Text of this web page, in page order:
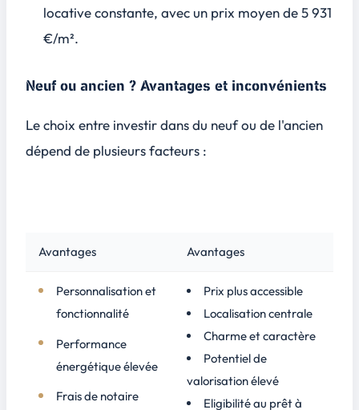
locative constante, avec un prix moyen de5 931
€/m².
Neuf ou ancien ? Avantages et inconvénients
Le choix entre investir dans du neuf ou de l'ancien
dépend de plusieurs facteurs :
Avantages Avantages
Personnalisation et
fonctionnalité
Performance
énergétique élevée
Frais de notaire
Prix plus accessible
Localisation centrale
Charme et caractère
Potentiel de
valorisation élevé
Eligibilité au prêt à